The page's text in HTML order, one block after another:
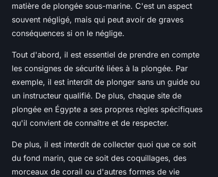
matière de plongée sous-marine. C'est un aspect
souvent négligé, mais qui peut avoir de graves
conséquences si on le néglige.
Tout d'abord, il est essentiel de prendre en compte
les consignes de sécurité liées à la plongée. Par
exemple, il est interdit de plonger sans un guide ou
un instructeur qualifié. De plus, chaque site de
plongée en Égypte a ses propres règles spécifiques
qu'il convient de connaître et de respecter.
De plus, il est interdit de collecter quoi que ce soit
du fond marin, que ce soit des coquillages, des
morceaux de corail ou d'autres formes de vie